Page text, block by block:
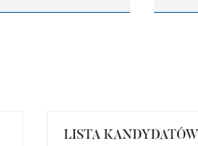
LISTA KANDYDATÓW